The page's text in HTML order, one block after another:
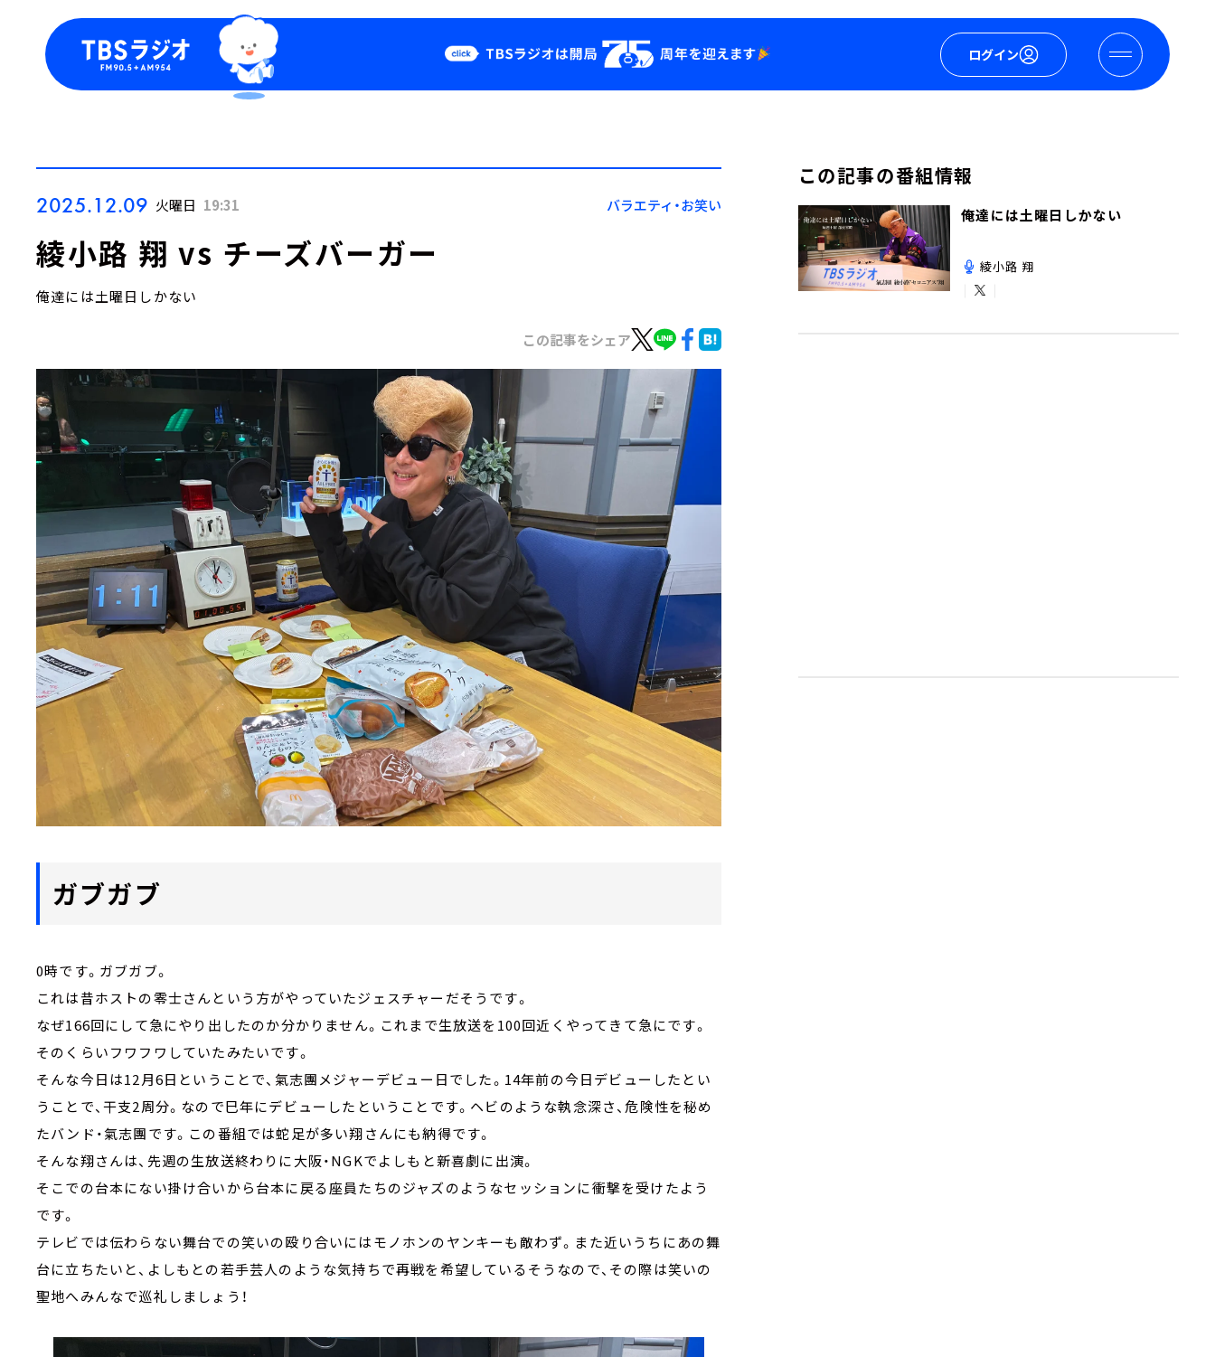
ログイン
Podcast
YouTube
会社情報
2025.12.09 火曜日 19:31 バラエティ・お笑い
綾小路 翔 vs チーズバーガー
俺達には土曜日しかない
この記事をシェア
ガブガブ
0時です。ガブガブ。
これは昔ホストの零士さんという方がやっていたジェスチャーだそうです。
なぜ166回にして急にやり出したのか分かりません。これまで生放送を100回近くやってきて急にです。
そのくらいフワフワしていたみたいです。
そんな今日は12月6日ということで、氣志團メジャーデビュー日でした。14年前の今日デビューしたとい
うことで、干支2周分。なので巳年にデビューしたということです。ヘビのような執念深さ、危険性を秘め
たバンド・氣志團です。この番組では蛇足が多い翔さんにも納得です。
そんな翔さんは、先週の生放送終わりに大阪・NGKでよしもと新喜劇に出演。
そこでの台本にない掛け合いから台本に戻る座員たちのジャズのようなセッションに衝撃を受けたよう
です。
テレビでは伝わらない舞台での笑いの殴り合いにはモノホンのヤンキーも敵わず。また近いうちにあの舞
台に立ちたいと、よしもとの若手芸人のような気持ちで再戦を希望しているそうなので、その際は笑いの
聖地へみんなで巡礼しましょう！
この記事の番組情報
俺達には土曜日しかない
綾小路 翔